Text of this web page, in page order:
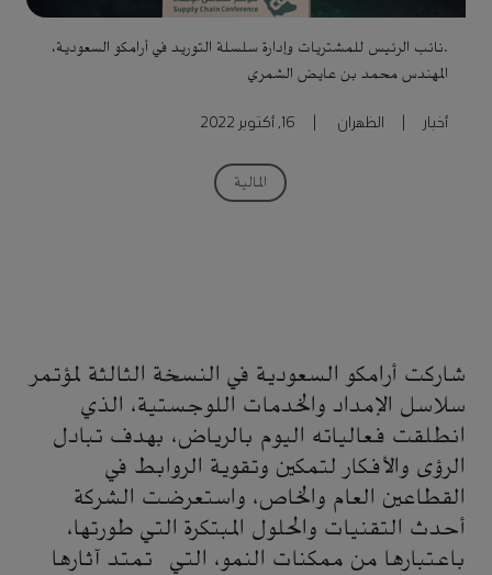
.نائب الرئيس للمشتريات وإدارة سلسلة التوريد في أرامكو السعودية،
المهندس محمد بن عايض الشمري
أخبار الظهران 16, أكتوبر 2022
المالية
شاركت أرامكو السعودية في النسخة الثالثة لمؤتمر
سلاسل الإمداد والخدمات اللوجستية، الذي
انطلقت فعالياته اليوم بالرياض، بهدف تبادل
الرؤى والأفكار لتمكين وتقوية الروابط في
القطاعين العام والخاص، واستعرضت الشركة
أحدث التقنيات والحلول المبتكرة التي طورتها،
باعتبارها من ممكنات النمو، التي تمتد آثارها